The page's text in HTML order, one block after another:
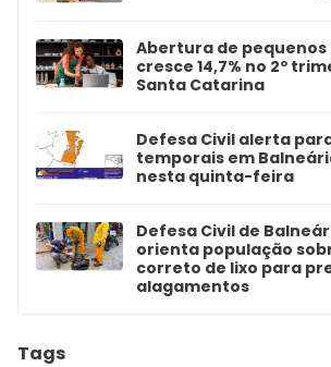
Abertura de pequenos
cresce 14,7% no 2º
Santa Catarina
Defesa Civil alerta
temporais em
nesta quinta-feira
Defesa Civil de
orienta população
correto de lixo para
alagamentos
Tags